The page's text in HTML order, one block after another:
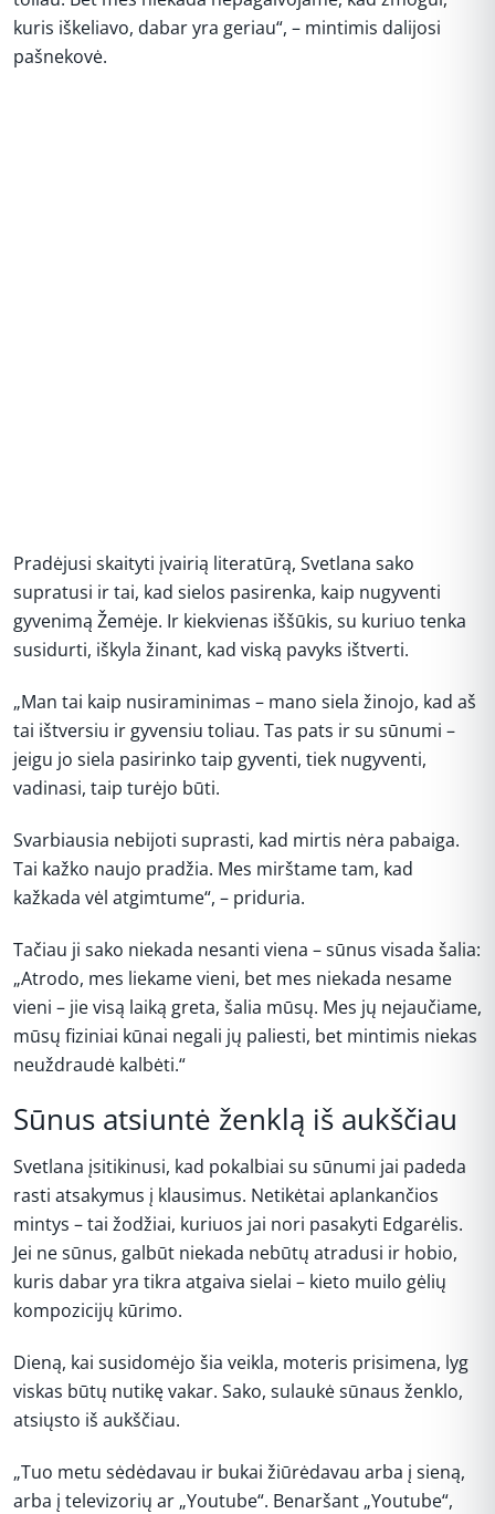
kuris iškeliavo, dabar yra geriau“, – mintimis dalijosi
pašnekovė.
Pradėjusi skaityti įvairią literatūrą, Svetlana sako
supratusi ir tai, kad sielos pasirenka, kaip nugyventi
gyvenimą Žemėje. Ir kiekvienas iššūkis, su kuriuo tenka
susidurti, iškyla žinant, kad viską pavyks ištverti.
„Man tai kaip nusiraminimas – mano siela žinojo, kad aš
tai ištversiu ir gyvensiu toliau. Tas pats ir su sūnumi –
jeigu jo siela pasirinko taip gyventi, tiek nugyventi,
vadinasi, taip turėjo būti.
Svarbiausia nebijoti suprasti, kad mirtis nėra pabaiga.
Tai kažko naujo pradžia. Mes mirštame tam, kad
kažkada vėl atgimtume“, – priduria.
Tačiau ji sako niekada nesanti viena – sūnus visada šalia:
„Atrodo, mes liekame vieni, bet mes niekada nesame
vieni – jie visą laiką greta, šalia mūsų. Mes jų nejaučiame,
mūsų fiziniai kūnai negali jų paliesti, bet mintimis niekas
neuždraudė kalbėti.“
Sūnus atsiuntė ženklą iš aukščiau
Svetlana įsitikinusi, kad pokalbiai su sūnumi jai padeda
rasti atsakymus į klausimus. Netikėtai aplankančios
mintys – tai žodžiai, kuriuos jai nori pasakyti Edgarėlis.
Jei ne sūnus, galbūt niekada nebūtų atradusi ir hobio,
kuris dabar yra tikra atgaiva sielai – kieto muilo gėlių
kompozicijų kūrimo.
Dieną, kai susidomėjo šia veikla, moteris prisimena, lyg
viskas būtų nutikę vakar. Sako, sulaukė sūnaus ženklo,
atsiųsto iš aukščiau.
„Tuo metu sėdėdavau ir bukai žiūrėdavau arba į sieną,
arba į televizorių ar „Youtube“. Benaršant „Youtube“,